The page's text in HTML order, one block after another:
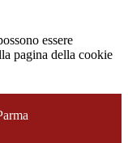
essere
pagina della cookie